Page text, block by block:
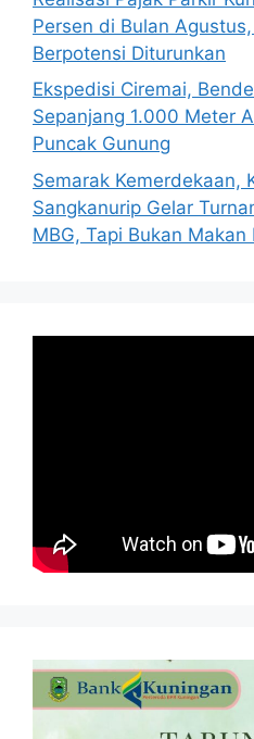
Persen di Bulan
Berpotensi Diturunkan
Ekspedisi Ciremai,
Sepanjang 1.000 Meter
Puncak Gunung
Semarak Kemerdekaan,
Sangkanurip Gelar
MBG, Tapi Bukan Makan